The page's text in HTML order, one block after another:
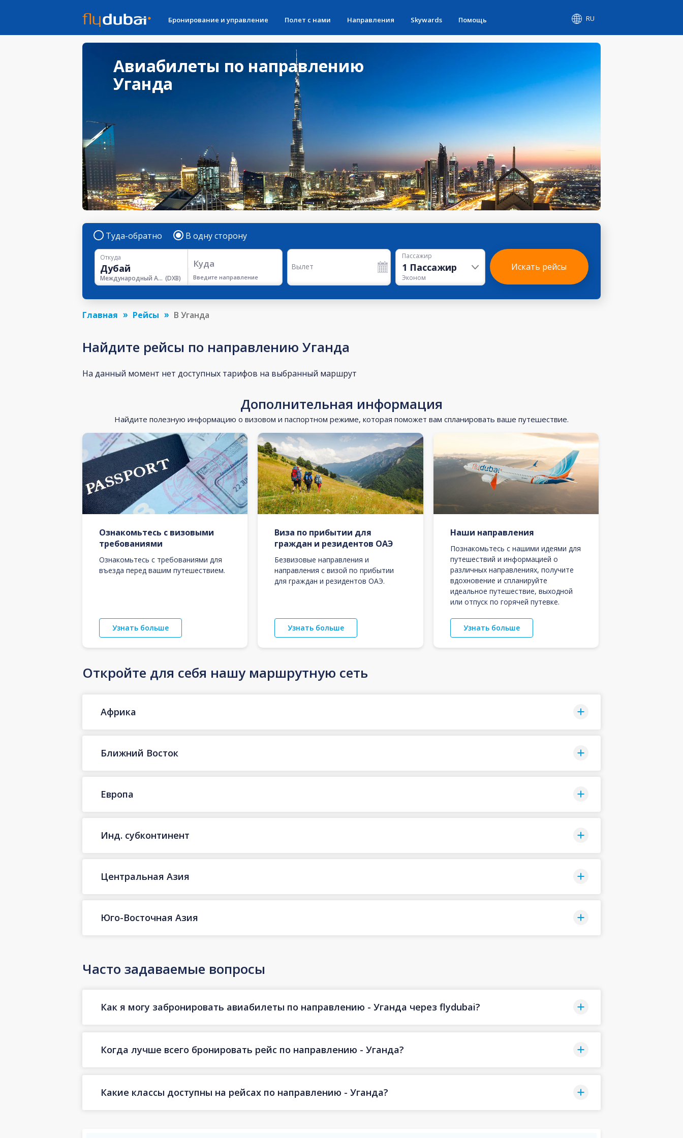
Бронирование и управление Полет с нами Направления Skywards Помощь RU
Авиабилеты по направлению
Уганда
Туда-обратно В одну сторону
Откуда
Международный Аэропорт Дубая (DXB)
Куда
Введите направление
Вылет
Пассажир
1 Пассажир
Эконом
Искать рейсы
Главная Рейсы В Уганда
Найдите рейсы по направлению Уганда
На данный момент нет доступных тарифов на выбранный маршрут
Дополнительная информация
Найдите полезную информацию о визовом и паспортном режиме, которая поможет вам спланировать ваше путешествие.
Ознакомьтесь с визовыми
требованиями
Ознакомьтесь с требованиями для
въезда перед вашим путешествием.
Узнать больше
Виза по прибытии для
граждан и резидентов ОАЭ
Безвизовые направления и
направления с визой по прибытии
для граждан и резидентов ОАЭ.
Узнать больше
Наши направления
Познакомьтесь с нашими идеями для
путешествий и информацией о
различных направлениях, получите
вдохновение и спланируйте
идеальное путешествие, выходной
или отпуск по горячей путевке.
Узнать больше
Откройте для себя нашу маршрутную сеть
Африка
Ближний Восток
Европа
Инд. субконтинент
Центральная Азия
Юго-Восточная Азия
Часто задаваемые вопросы
Как я могу забронировать авиабилеты по направлению - Уганда через flydubai?
Когда лучше всего бронировать рейс по направлению - Уганда?
Какие классы доступны на рейсах по направлению - Уганда?